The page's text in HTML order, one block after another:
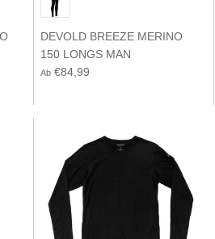
DEVOLD BREEZE MERINO
150 LONGS MAN
Ab €84,99